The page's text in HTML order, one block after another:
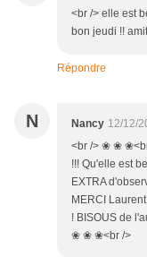
<br /> elle est
bon jeudi !!
Répondre
N Nancy 12/12/
<br /> ❀ ❀ ❀<br
!!! Qu'elle est
EXTRA
MERCI
! BISOUS de
❀ ❀ ❀<br />